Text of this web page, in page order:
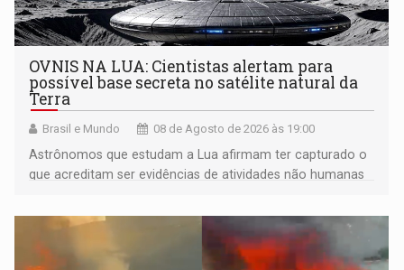
OVNIS NA LUA: Cientistas alertam para
possível base secreta no satélite natural da
Terra
Brasil e Mundo 08 de Agosto de 2026 às 19:00
Astrônomos que estudam a Lua afirmam ter capturado o
que acreditam ser evidências de atividades não humanas
órbita